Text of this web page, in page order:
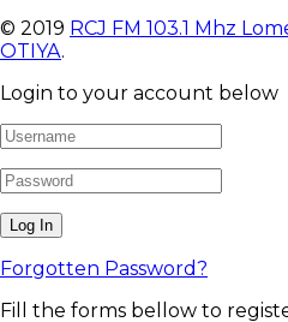
© 2019 RCJ FM 103.1 Mhz
OTIYA.
Login to your account below
Forgotten Password?
Fill the forms bellow to